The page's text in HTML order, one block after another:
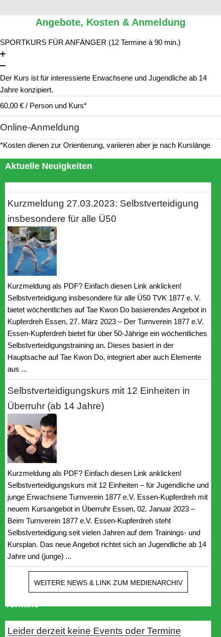
Angebote, Kosten & Anmeldung
SPORTKURS FÜR ANFÄNGER (12 Termine à 90 min.)
Der Kurs ist für interessierte Erwachsene und Jugendliche ab 14
Jahre konzipiert.
60,00 € / Person und Kurs*
Online-Anmeldung
*Kosten dienen zur Orientierung, variieren aber je nach Kurslänge
Aktuelle Neuigkeiten
Kurzmeldung 27.03.2023: Selbstverteidigung
insbesondere für alle Ü50
Kurzmeldung als PDF? Einfach diesen Link anklicken!
Selbstverteidigung insbesondere für alle Ü50 TVK 1877 e. V.
bietet wöchentliches auf Tae Kwon Do basierendes Angebot in
Kupferdreh Essen, 27. März 2023 – Der Turnverein 1877 e.V.
Essen-Kupferdreh bietet für über 50-Jährige ein wöchentliches
Selbstverteidigungstraining an. Dieses basiert in der
Hauptsache auf Tae Kwon Do, integriert aber auch Elemente
aus ...
Selbstverteidigungskurs mit 12 Einheiten in
Überruhr (ab 14 Jahre)
Kurzmeldung als PDF? Einfach diesen Link anklicken!
Selbstverteidigungskurs mit 12 Einheiten – für Jugendliche und
junge Erwachsene Turnverein 1877 e.V. Essen-Kupferdreh mit
neuem Kursangebot in Überruhr Essen, 02. Januar 2023 –
Beim Turnverein 1877 e.V. Essen-Kupferdreh steht
Selbstverteidigung seit vielen Jahren auf dem Trainings- und
Kursplan. Das neue Angebot richtet sich an Jugendliche ab 14
Jahre und (junge) ...
WEITERE NEWS & LINK ZUM MEDIENARCHIV
Termine
Leider derzeit keine Events oder Termine